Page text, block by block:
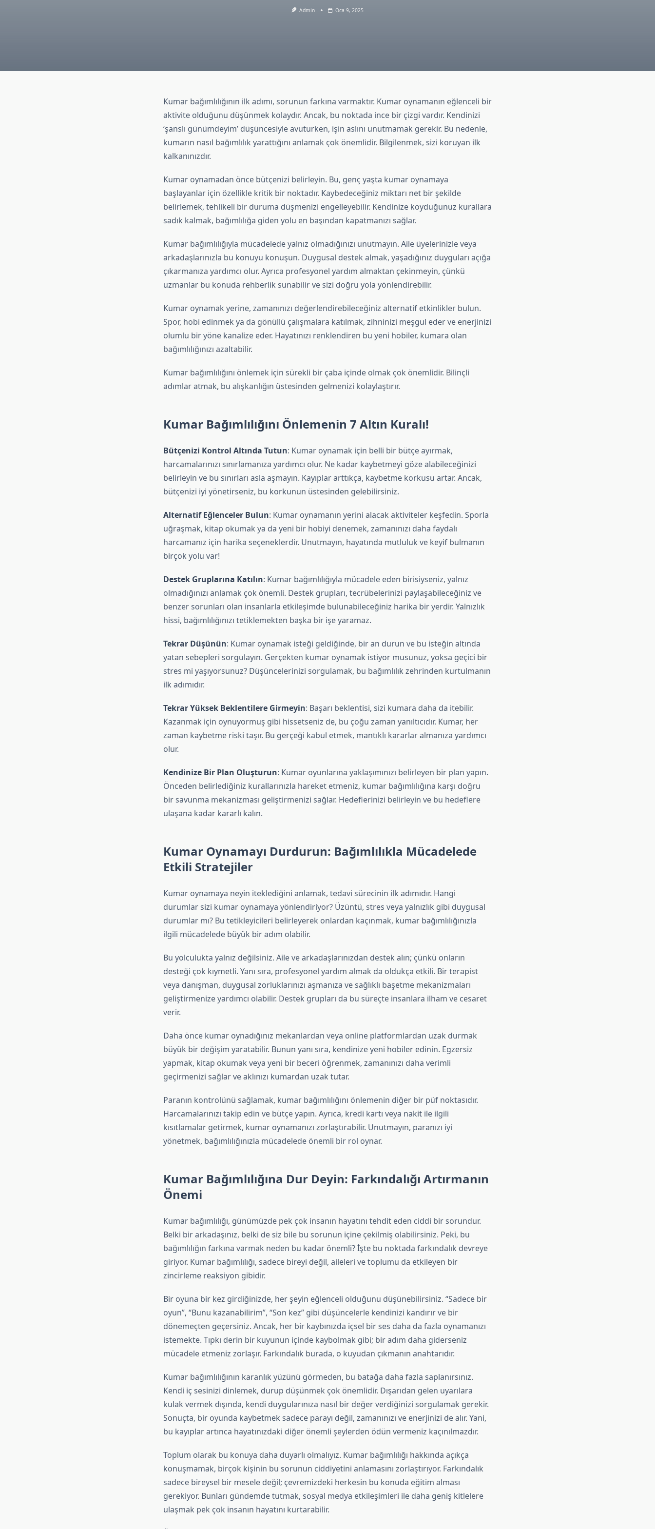
Admin Oca 9, 2025
Kumar bağımlılığının ilk adımı, sorunun farkına varmaktır. Kumar oynamanın eğlenceli bir
aktivite olduğunu düşünmek kolaydır. Ancak, bu noktada ince bir çizgi vardır. Kendinizi
‘şanslı günümdeyim’ düşüncesiyle avuturken, işin aslını unutmamak gerekir. Bu nedenle,
kumarın nasıl bağımlılık yarattığını anlamak çok önemlidir. Bilgilenmek, sizi koruyan ilk
kalkanınızdır.
Kumar oynamadan önce bütçenizi belirleyin. Bu, genç yaşta kumar oynamaya
başlayanlar için özellikle kritik bir noktadır. Kaybedeceğiniz miktarı net bir şekilde
belirlemek, tehlikeli bir duruma düşmenizi engelleyebilir. Kendinize koyduğunuz kurallara
sadık kalmak, bağımlılığa giden yolu en başından kapatmanızı sağlar.
Kumar bağımlılığıyla mücadelede yalnız olmadığınızı unutmayın. Aile üyelerinizle veya
arkadaşlarınızla bu konuyu konuşun. Duygusal destek almak, yaşadığınız duyguları açığa
çıkarmanıza yardımcı olur. Ayrıca profesyonel yardım almaktan çekinmeyin, çünkü
uzmanlar bu konuda rehberlik sunabilir ve sizi doğru yola yönlendirebilir.
Kumar oynamak yerine, zamanınızı değerlendirebileceğiniz alternatif etkinlikler bulun.
Spor, hobi edinmek ya da gönüllü çalışmalara katılmak, zihninizi meşgul eder ve enerjinizi
olumlu bir yöne kanalize eder. Hayatınızı renklendiren bu yeni hobiler, kumara olan
bağımlılığınızı azaltabilir.
Kumar bağımlılığını önlemek için sürekli bir çaba içinde olmak çok önemlidir. Bilinçli
adımlar atmak, bu alışkanlığın üstesinden gelmenizi kolaylaştırır.
Kumar Bağımlılığını Önlemenin 7 Altın Kuralı!
Bütçenizi Kontrol Altında Tutun: Kumar oynamak için belli bir bütçe ayırmak,
harcamalarınızı sınırlamanıza yardımcı olur. Ne kadar kaybetmeyi göze alabileceğinizi
belirleyin ve bu sınırları asla aşmayın. Kayıplar arttıkça, kaybetme korkusu artar. Ancak,
bütçenizi iyi yönetirseniz, bu korkunun üstesinden gelebilirsiniz.
Alternatif Eğlenceler Bulun: Kumar oynamanın yerini alacak aktiviteler keşfedin. Sporla
uğraşmak, kitap okumak ya da yeni bir hobiyi denemek, zamanınızı daha faydalı
harcamanız için harika seçeneklerdir. Unutmayın, hayatında mutluluk ve keyif bulmanın
birçok yolu var!
Destek Gruplarına Katılın: Kumar bağımlılığıyla mücadele eden birisiyseniz, yalnız
olmadığınızı anlamak çok önemli. Destek grupları, tecrübelerinizi paylaşabileceğiniz ve
benzer sorunları olan insanlarla etkileşimde bulunabileceğiniz harika bir yerdir. Yalnızlık
hissi, bağımlılığınızı tetiklemekten başka bir işe yaramaz.
Tekrar Düşünün: Kumar oynamak isteği geldiğinde, bir an durun ve bu isteğin altında
yatan sebepleri sorgulayın. Gerçekten kumar oynamak istiyor musunuz, yoksa geçici bir
stres mi yaşıyorsunuz? Düşüncelerinizi sorgulamak, bu bağımlılık zehrinden kurtulmanın
ilk adımıdır.
Tekrar Yüksek Beklentilere Girmeyin: Başarı beklentisi, sizi kumara daha da itebilir.
Kazanmak için oynuyormuş gibi hissetseniz de, bu çoğu zaman yanıltıcıdır. Kumar, her
zaman kaybetme riski taşır. Bu gerçeği kabul etmek, mantıklı kararlar almanıza yardımcı
olur.
Kendinize Bir Plan Oluşturun: Kumar oyunlarına yaklaşımınızı belirleyen bir plan yapın.
Önceden belirlediğiniz kurallarınızla hareket etmeniz, kumar bağımlılığına karşı doğru
bir savunma mekanizması geliştirmenizi sağlar. Hedeflerinizi belirleyin ve bu hedeflere
ulaşana kadar kararlı kalın.
Kumar Oynamayı Durdurun: Bağımlılıkla Mücadelede
Etkili Stratejiler
Kumar oynamaya neyin iteklediğini anlamak, tedavi sürecinin ilk adımıdır. Hangi
durumlar sizi kumar oynamaya yönlendiriyor? Üzüntü, stres veya yalnızlık gibi duygusal
durumlar mı? Bu tetikleyicileri belirleyerek onlardan kaçınmak, kumar bağımlılığınızla
ilgili mücadelede büyük bir adım olabilir.
Bu yolculukta yalnız değilsiniz. Aile ve arkadaşlarınızdan destek alın; çünkü onların
desteği çok kıymetli. Yanı sıra, profesyonel yardım almak da oldukça etkili. Bir terapist
veya danışman, duygusal zorluklarınızı aşmanıza ve sağlıklı başetme mekanizmaları
geliştirmenize yardımcı olabilir. Destek grupları da bu süreçte insanlara ilham ve cesaret
verir.
Daha önce kumar oynadığınız mekanlardan veya online platformlardan uzak durmak
büyük bir değişim yaratabilir. Bunun yanı sıra, kendinize yeni hobiler edinin. Egzersiz
yapmak, kitap okumak veya yeni bir beceri öğrenmek, zamanınızı daha verimli
geçirmenizi sağlar ve aklınızı kumardan uzak tutar.
Paranın kontrolünü sağlamak, kumar bağımlılığını önlemenin diğer bir püf noktasıdır.
Harcamalarınızı takip edin ve bütçe yapın. Ayrıca, kredi kartı veya nakit ile ilgili
kısıtlamalar getirmek, kumar oynamanızı zorlaştırabilir. Unutmayın, paranızı iyi
yönetmek, bağımlılığınızla mücadelede önemli bir rol oynar.
Kumar Bağımlılığına Dur Deyin: Farkındalığı Artırmanın
Önemi
Kumar bağımlılığı, günümüzde pek çok insanın hayatını tehdit eden ciddi bir sorundur.
Belki bir arkadaşınız, belki de siz bile bu sorunun içine çekilmiş olabilirsiniz. Peki, bu
bağımlılığın farkına varmak neden bu kadar önemli? İşte bu noktada farkındalık devreye
giriyor. Kumar bağımlılığı, sadece bireyi değil, aileleri ve toplumu da etkileyen bir
zincirleme reaksiyon gibidir.
Bir oyuna bir kez girdiğinizde, her şeyin eğlenceli olduğunu düşünebilirsiniz. “Sadece bir
oyun”, “Bunu kazanabilirim”, “Son kez” gibi düşüncelerle kendinizi kandırır ve bir
dönemeçten geçersiniz. Ancak, her bir kaybınızda içsel bir ses daha da fazla oynamanızı
istemekte. Tıpkı derin bir kuyunun içinde kaybolmak gibi; bir adım daha giderseniz
mücadele etmeniz zorlaşır. Farkındalık burada, o kuyudan çıkmanın anahtarıdır.
Kumar bağımlılığının karanlık yüzünü görmeden, bu batağa daha fazla saplanırsınız.
Kendi iç sesinizi dinlemek, durup düşünmek çok önemlidir. Dışarıdan gelen uyarılara
kulak vermek dışında, kendi duygularınıza nasıl bir değer verdiğinizi sorgulamak gerekir.
Sonuçta, bir oyunda kaybetmek sadece parayı değil, zamanınızı ve enerjinizi de alır. Yani,
bu kayıplar artınca hayatınızdaki diğer önemli şeylerden ödün vermeniz kaçınılmazdır.
Toplum olarak bu konuya daha duyarlı olmalıyız. Kumar bağımlılığı hakkında açıkça
konuşmamak, birçok kişinin bu sorunun ciddiyetini anlamasını zorlaştırıyor. Farkındalık
sadece bireysel bir mesele değil; çevremizdeki herkesin bu konuda eğitim alması
gerekiyor. Bunları gündemde tutmak, sosyal medya etkileşimleri ile daha geniş kitlelere
ulaşmak pek çok insanın hayatını kurtarabilir.